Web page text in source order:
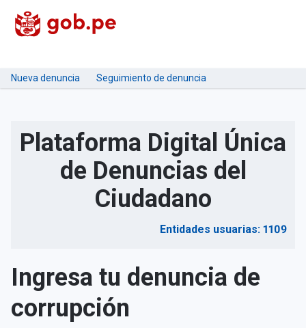
Nueva denuncia Seguimiento de denuncia
Plataforma Digital Única
de Denuncias del
Ciudadano
Entidades usuarias: 1109
Ingresa tu denuncia de
corrupción